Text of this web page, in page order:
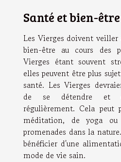
Santé et bien-être
Les Vierges doivent
bien-être au cours des
Vierges étant souvent
elles peuvent être plus
santé. Les Vierges
de se détendre et
régulièrement. Cela peut
méditation, de yoga
promenades dans la
bénéficier d'une
mode de vie sain.